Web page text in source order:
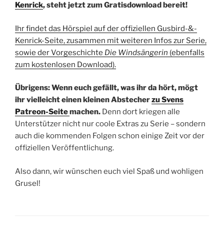
Kenrick, steht jetzt zum Gratisdownload bereit!
Ihr findet das Hörspiel auf der offiziellen Gusbird-&-
Kenrick-Seite, zusammen mit weiteren Infos zur Serie,
sowie der Vorgeschichte Die Windsängerin (ebenfalls
zum kostenlosen Download).
Übrigens: Wenn euch gefällt, was ihr da hört, mögt
ihr vielleicht einen kleinen Abstecherzu Svens
Patreon-Seitemachen. Denn dort kriegen alle
Unterstützer nicht nur coole Extras zu Serie – sondern
auch die kommenden Folgen schon einige Zeit vor der
offiziellen Veröffentlichung.
Also dann, wir wünschen euch viel Spaß und wohligen
Grusel!